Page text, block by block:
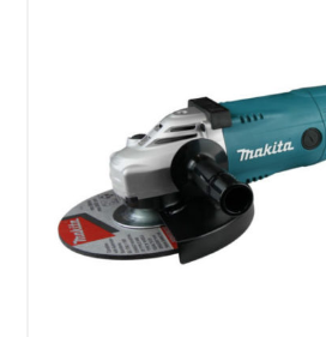
SÉLECTIONNEZ LES DATES
VOIR LE PRODUIT